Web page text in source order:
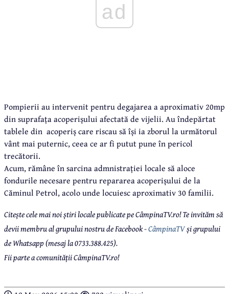
ad
Pompierii au intervenit pentru degajarea a aproximativ 20mp
din suprafața acoperișului afectată de vijelii. Au îndepărtat
tablele din acoperiș care riscau să își ia zborul la următorul
vânt mai puternic, ceea ce ar fi putut pune în pericol
trecătorii.
Acum, rămâne în sarcina admnistrației locale să aloce
fondurile necesare pentru repararea acoperișului de la
Căminul Petrol, acolo unde locuiesc aproximativ 30 familii.
Citește cele mai noi știri locale publicate pe CâmpinaTV.ro! Te invităm să
devii membru al grupului nostru de Facebook -CâmpinaTVși grupului
de Whatsapp (mesaj la 0733.388.425).
Fii parte a comunității CâmpinaTV.ro!